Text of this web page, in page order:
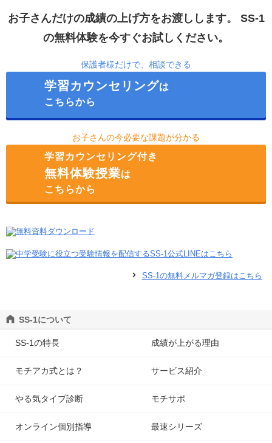
お子さんだけの成績の上げ方をお渡しします。
SS-1
の無料体験を今すぐお試しください。
保護者様だけで、相談できる
学習カウンセリングは
こちらから
お子さんの今必要な課題が分かる
学習カウンセリング付き
無料体験授業は
こちらから
SS-1の無料メルマガ登録はこちら
SS-1について
SS-1の特長 成績が上がる理由
モチアカ式とは？ サービス紹介
やる気タイプ診断 モチサポ
オンライン個別指導 最速シリーズ